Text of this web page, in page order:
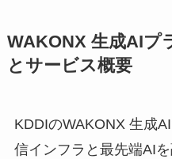
WAKONX 生成AIプ
とサービス概要
KDDIのWAKONX 生成
信インフラと最先端AI